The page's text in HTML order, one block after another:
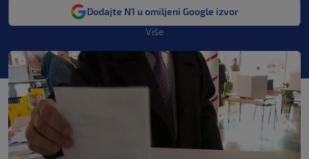
Dodajte N1 u omiljeni Google izvor
Više